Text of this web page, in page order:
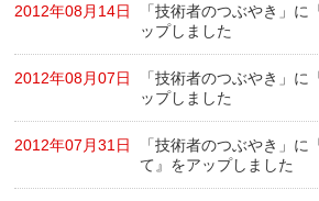
2012年08月14日
「技術者のつぶやき」に
ップしました
2012年08月07日
「技術者のつぶやき」に
ップしました
2012年07月31日
「技術者のつぶやき」
て』をアップしました